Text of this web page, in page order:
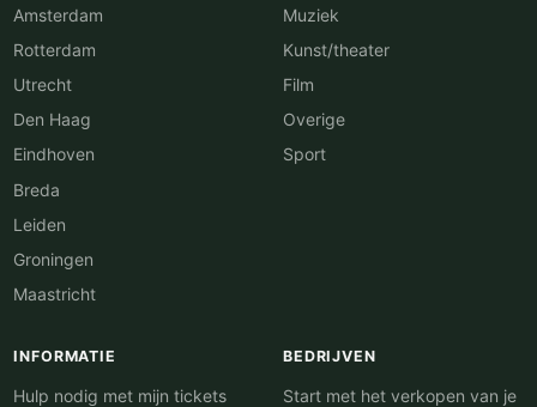
Amsterdam
Rotterdam
Utrecht
Den Haag
Eindhoven
Breda
Leiden
Groningen
Maastricht
Muziek
Kunst/theater
Film
Overige
Sport
INFORMATIE
Hulp nodig met mijn tickets
BEDRIJVEN
Start met het verkopen van je